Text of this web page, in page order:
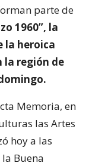
parte de
1960”, la
la heroica
la región de
Memoria, en
las Artes
hoy a las
Buena